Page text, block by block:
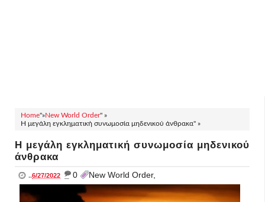
Home"»New World Order" »
Η μεγάλη εγκληματική συνωμοσία μηδενικού άνθρακα" »
Η μεγάλη εγκληματική συνωμοσία μηδενικού
άνθρακα
..6/27/2022 _ 0 New World Order,